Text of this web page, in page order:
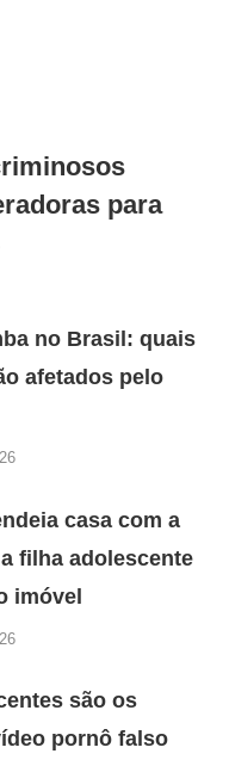
para
no Brasil: quais
afetados pelo
casa com a
filha adolescente
imóvel
são os
pornô falso